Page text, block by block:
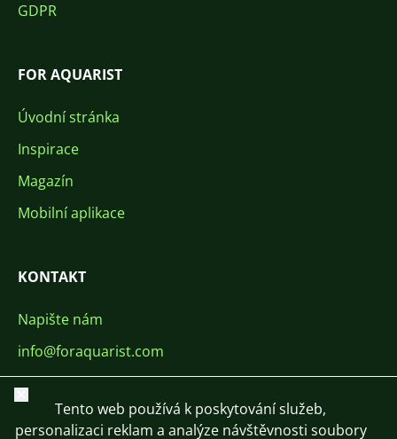
GDPR
FOR AQUARIST
Úvodní stránka
Inspirace
Magazín
Mobilní aplikace
KONTAKT
Napište nám
info@foraquarist.com
+420 603 449 602
Zavřít
Tento web používá k poskytování služeb,
personalizaci reklam a analýze návštěvnosti soubory